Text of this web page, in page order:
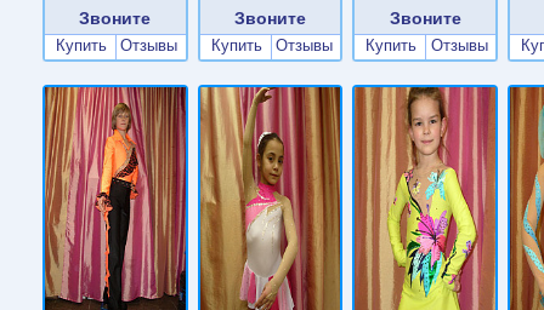
Звоните
Купить Отзывы
Звоните
Купить Отзывы
Звоните
Купить Отзывы